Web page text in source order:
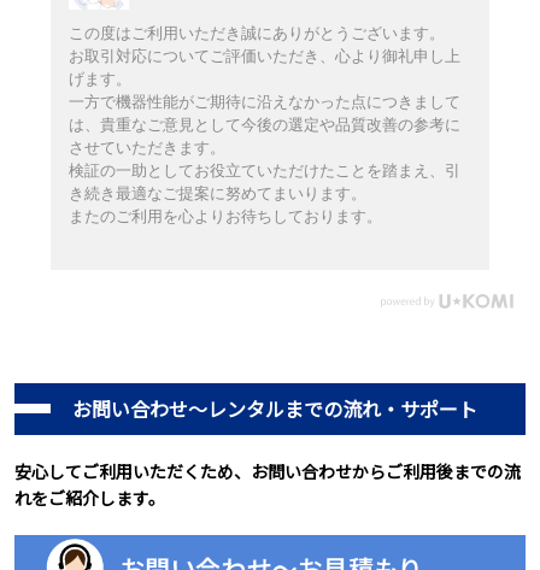
この度はご利用いただき誠にありがとうございます。
お取引対応についてご評価いただき、心より御礼申し上
げます。
一方で機器性能がご期待に沿えなかった点につきまして
は、貴重なご意見として今後の選定や品質改善の参考に
させていただきます。
検証の一助としてお役立ていただけたことを踏まえ、引
き続き最適なご提案に努めてまいります。
またのご利用を心よりお待ちしております。
お問い合わせ～レンタルまでの流れ・サポート
安心してご利用いただくため、お問い合わせからご利用後までの流
れをご紹介します。